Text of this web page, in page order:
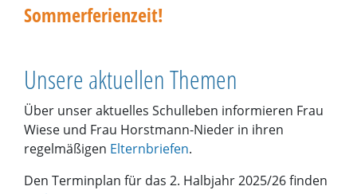
Sommerferienzeit!
Unsere aktuellen Themen
Über unser aktuelles Schulleben informieren Frau
Wiese und Frau Horstmann-Nieder in ihren
regelmäßigen Elternbriefen.
Den Terminplan für das 2. Halbjahr 2025/26 finden